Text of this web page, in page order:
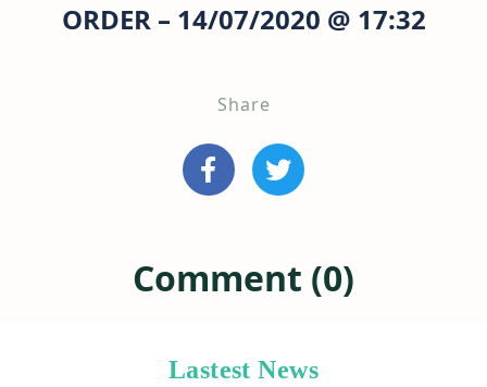
ORDER – 14/07/2020 @ 17:32
Share
Comment (0)
Lastest News